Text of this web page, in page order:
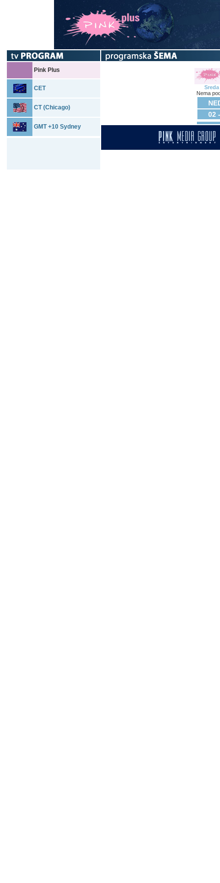
Pink Plus
CET
CT (Chicago)
GMT +10 Sydney
Sreda
Nema
02